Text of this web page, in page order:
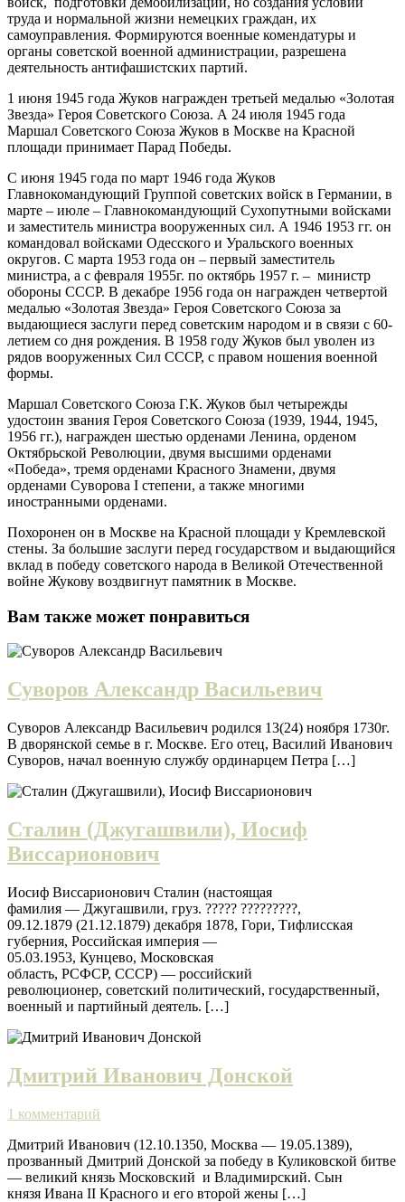
труда и нормальной жизни немецких граждан, их
самоуправления. Формируются военные комендатуры и
органы советской военной администрации, разрешена
деятельность антифашистских партий.
1 июня 1945 года Жуков награжден третьей медалью «Золотая
Звезда» Героя Советского Союза. А 24 июля 1945 года
Маршал Советского Союза Жуков в Москве на Красной
площади принимает Парад Победы.
С июня 1945 года по март 1946 года Жуков
Главнокомандующий Группой советских войск в Германии, в
марте – июле – Главнокомандующий Сухопутными войсками
и заместитель министра вооруженных сил. А 1946 1953 гг. он
командовал войсками Одесского и Уральского военных
округов. С марта 1953 года он – первый заместитель
министра, а с февраля 1955г. по октябрь 1957 г. – министр
обороны СССР. В декабре 1956 года он награжден четвертой
медалью «Золотая Звезда» Героя Советского Союза за
выдающиеся заслуги перед советским народом и в связи с 60-
летием со дня рождения. В 1958 году Жуков был уволен из
рядов вооруженных Сил СССР, с правом ношения военной
формы.
Маршал Советского Союза Г.К. Жуков был четырежды
удостоин звания Героя Советского Союза (1939, 1944, 1945,
1956 гг.), награжден шестью орденами Ленина, орденом
Октябрьской Революции, двумя высшими орденами
«Победа», тремя орденами Красного Знамени, двумя
орденами Суворова I степени, а также многими
иностранными орденами.
Похоронен он в Москве на Красной площади у Кремлевской
стены. За большие заслуги перед государством и выдающийся
вклад в победу советского народа в Великой Отечественной
войне Жукову воздвигнут памятник в Москве.
Вам также может понравиться
Суворов Александр Васильевич
Суворов Александр Васильевич родился 13(24) ноября 1730г.
В дворянской семье в г. Москве. Его отец, Василий Иванович
Суворов, начал военную службу ординарцем Петра […]
Сталин (Джугашвили), Иосиф
Виссарионович
Иосиф Виссарионович Сталин (настоящая
фамилия — Джугашвили, груз. ????? ?????????,
09.12.1879 (21.12.1879) декабря 1878, Гори, Тифлисская
губерния, Российская империя —
05.03.1953, Кунцево, Московская
область, РСФСР, СССР) — российский
революционер, советский политический, государственный,
военный и партийный деятель. […]
Дмитрий Иванович Донской
1 комментарий
Дмитрий Иванович (12.10.1350, Москва — 19.05.1389),
прозванный Дмитрий Донской за победу в Куликовской битве
— великий князь Московский и Владимирский. Сын
князя Ивана II Красного и его второй жены […]